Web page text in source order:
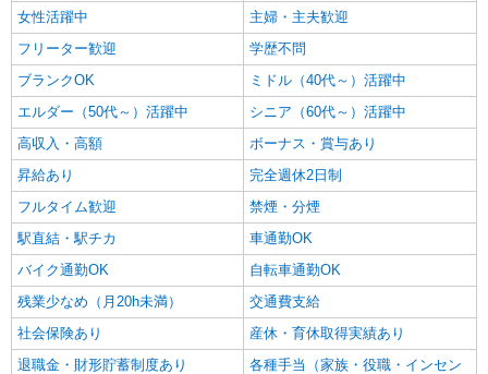
女性活躍中
主婦・主夫歓迎
フリーター歓迎
学歴不問
ブランクOK
ミドル（40代～）活躍中
エルダー（50代～）活躍中
シニア（60代～）活躍中
高収入・高額
ボーナス・賞与あり
昇給あり
完全週休2日制
フルタイム歓迎
禁煙・分煙
駅直結・駅チカ
車通勤OK
バイク通勤OK
自転車通勤OK
残業少なめ（月20h未満）
交通費支給
社会保険あり
産休・育休取得実績あり
退職金・財形貯蓄制度あり
各種手当（家族・役職・インセン